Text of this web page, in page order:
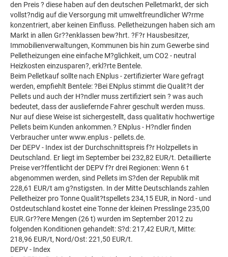
den Preis ? diese haben auf den deutschen Pelletmarkt, der sich
vollst?ndig auf die Versorgung mit umweltfreundlicher W?rme
konzentriert, aber keinen Einfluss. Pelletheizungen haben sich am
Markt in allen Gr??enklassen bew?hrt. ?F?r Hausbesitzer,
Immobilienverwaltungen, Kommunen bis hin zum Gewerbe sind
Pelletheizungen eine einfache M?glichkeit, um CO2 - neutral
Heizkosten einzusparen?, erkl?rte Bentele.
Beim Pelletkauf sollte nach ENplus - zertifizierter Ware gefragt
werden, empfiehlt Bentele: ?Bei ENplus stimmt die Qualit?t der
Pellets und auch der H?ndler muss zertifiziert sein ? was auch
bedeutet, dass der ausliefernde Fahrer geschult werden muss.
Nur auf diese Weise ist sichergestellt, dass qualitativ hochwertige
Pellets beim Kunden ankommen.? ENplus - H?ndler finden
Verbraucher unter www.enplus - pellets.de.
Der DEPV - Index ist der Durchschnittspreis f?r Holzpellets in
Deutschland. Er liegt im September bei 232,82 EUR/t. Detaillierte
Preise ver?ffentlicht der DEPV f?r drei Regionen: Wenn 6 t
abgenommen werden, sind Pellets im S?den der Republik mit
228,61 EUR/t am g?nstigsten. In der Mitte Deutschlands zahlen
Pelletheizer pro Tonne Qualit?tspellets 234,15 EUR, in Nord - und
Ostdeutschland kostet eine Tonne der kleinen Presslinge 235,00
EUR.Gr??ere Mengen (26 t) wurden im September 2012 zu
folgenden Konditionen gehandelt: S?d: 217,42 EUR/t, Mitte:
218,96 EUR/t, Nord/Ost: 221,50 EUR/t.
DEPV - Index